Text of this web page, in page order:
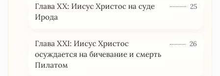
Глава XX: Иисус Христос на суде
Ирода
25
Глава XXI: Иисус Христос
осуждается на бичевание и смерть
Пилатом
26